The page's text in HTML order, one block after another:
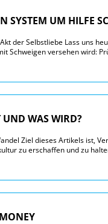
SYSTEM UM HILFE
der Selbstliebe Lass uns
Schweigen versehen wird:
UND WAS WIRD?
Ziel dieses Artikels ist,
zu erschaffen und zu